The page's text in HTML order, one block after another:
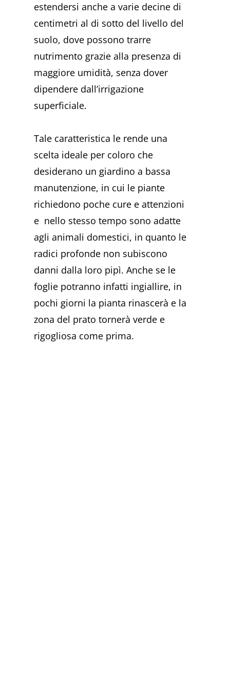
estendersi anche a varie decine di
centimetri al di sotto del livello del
suolo, dove possono trarre
nutrimento grazie alla presenza di
maggiore umidità, senza dover
dipendere dall’irrigazione
superficiale.
Tale caratteristica le rende una
scelta ideale per coloro che
desiderano un giardino a bassa
manutenzione, in cui le piante
richiedono poche cure e attenzioni
e nello stesso tempo sono adatte
agli animali domestici, in quanto le
radici profonde non subiscono
danni dalla loro pipì. Anche se le
foglie potranno infatti ingiallire, in
pochi giorni la pianta rinascerà e la
zona del prato tornerà verde e
rigogliosa come prima.